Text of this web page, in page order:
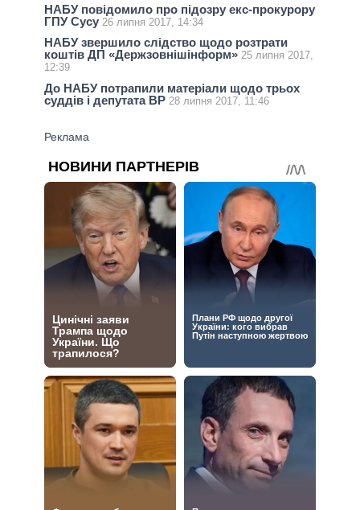
НАБУ повідомило про підозру екс-прокурору
ГПУ Сусу 26 липня 2017, 14:34
НАБУ звершило слідство щодо розтрати
коштів ДП «Держзовнішінформ» 25 липня 2017,
12:39
До НАБУ потрапили матеріали щодо трьох
суддів і депутата ВР 28 липня 2017, 11:46